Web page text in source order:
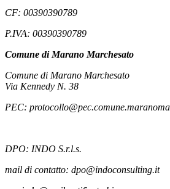
CF: 00390390789
P.IVA: 00390390789
Comune di Marano Marchesato
Comune di Marano Marchesato
Via Kennedy N. 38
PEC:
DPO: INDO S.r.l.s.
mail di contatto: dpo@indoconsulting.it